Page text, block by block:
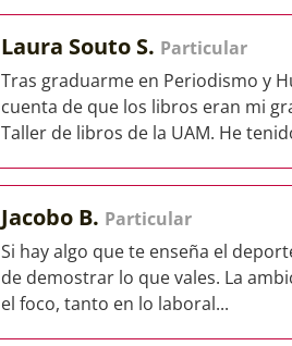
Laura Souto S. Particular
Tras graduarme en Periodismo y
cuenta de que los libros eran mi
Taller de libros de la UAM. He
Jacobo B. Particular
Si hay algo que te enseña el
de demostrar lo que vales. La
el foco, tanto en lo laboral...